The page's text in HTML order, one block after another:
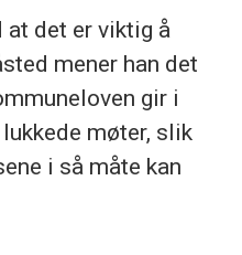
at det er viktig å
mener han det
gir i
møter, slik
i så måte kan